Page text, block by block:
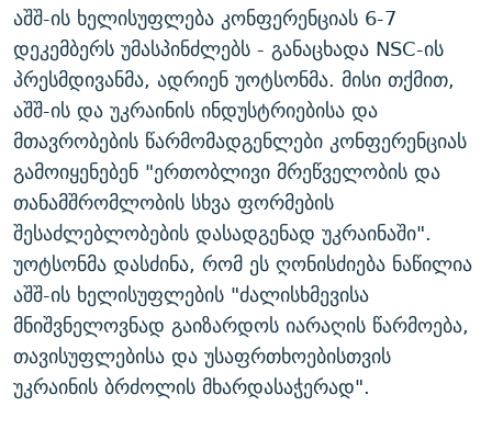
აშშ-ის ხელისუფლება კონფერენციას 6-7
დეკემბერს უმასპინძლებს - განაცხადა NSC-ის
პრესმდივანმა, ადრიენ უოტსონმა. მისი თქმით,
აშშ-ის და უკრაინის ინდუსტრიებისა და
მთავრობების წარმომადგენლები კონფერენციას
გამოიყენებენ "ერთობლივი მრეწველობის და
თანამშრომლობის სხვა ფორმების
შესაძლებლობების დასადგენად უკრაინაში".
უოტსონმა დასძინა, რომ ეს ღონისძიება ნაწილია
აშშ-ის ხელისუფლების "ძალისხმევისა
მნიშვნელოვნად გაიზარდოს იარაღის წარმოება,
თავისუფლებისა და უსაფრთხოებისთვის
უკრაინის ბრძოლის მხარდასაჭერად".